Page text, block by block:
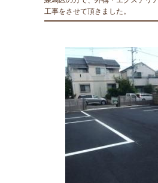
工事をさせて頂きました。